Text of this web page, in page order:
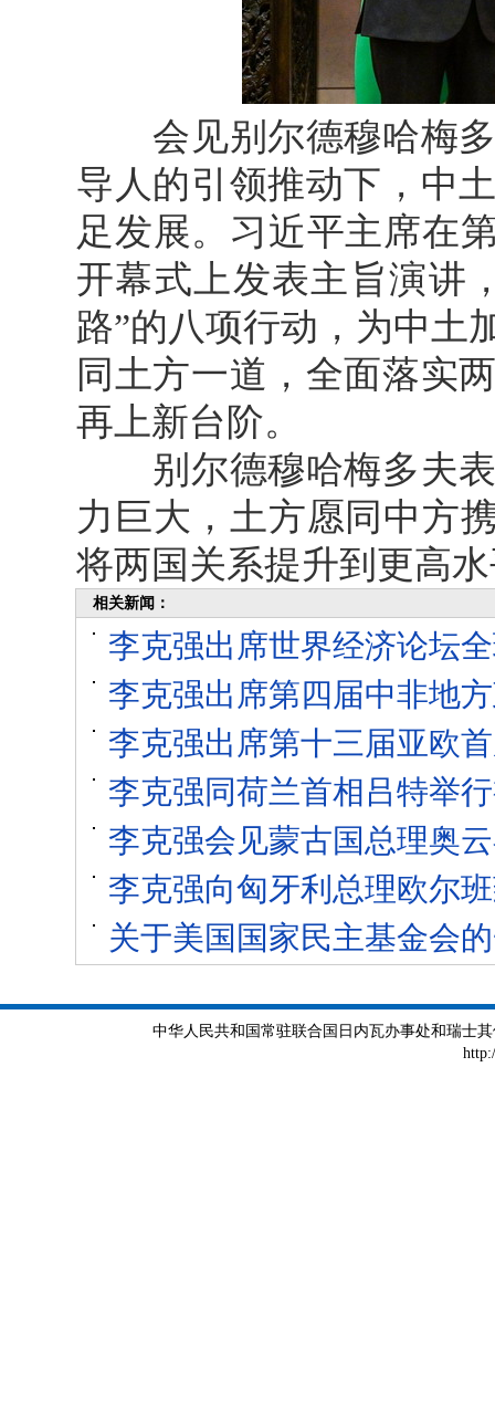
会见别尔德穆哈梅多
导人的引领推动下，中
足发展。习近平主席在
开幕式上发表主旨演讲
路”的八项行动，为中土
同土方一道，全面落实
再上新台阶。
别尔德穆哈梅多夫表
力巨大，土方愿同中方
将两国关系提升到更高
相关新闻：
李克强出席世界经济论坛
李克强出席第四届中非地
李克强出席第十三届亚欧
李克强同荷兰首相吕特举
李克强会见蒙古国总理奥
李克强向匈牙利总理欧尔
关于美国国家民主基金会
中华人民共和国常驻联合国日内瓦办事处和瑞士